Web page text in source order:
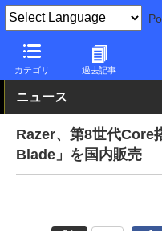
カテゴリ 過去記事
PC Watch パソコン/タブレ
ニュース
Razer、第8世代Core
Blade」を国内販売